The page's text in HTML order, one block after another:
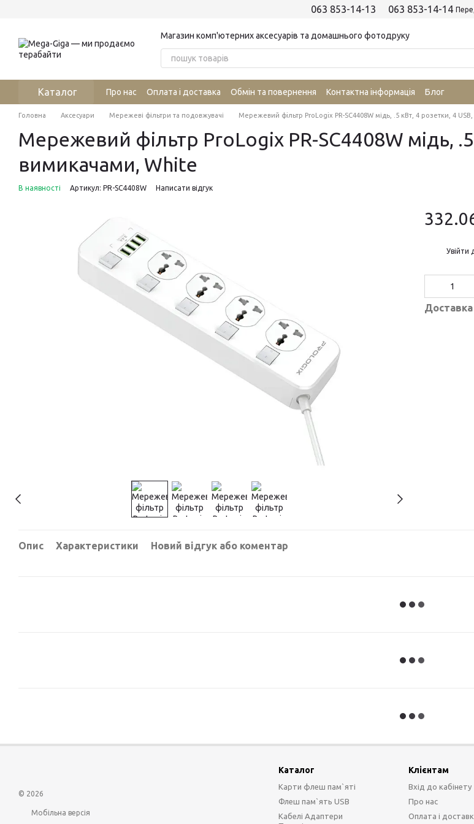
063 853-14-13 063 853-14-14
Магазин комп'ютерних аксесуарів та домашнього фотодруку
Каталог Про нас Оплата і доставка Обмін та повернення Контактна інформація Блог
Головна Аксесуари Мережеві фільтри та подовжувачі Мережевий фiльтр ProLogix PR-SC4408W мідь, .5 кВт, 4 розетки, 4
Мережевий фiльтр ProLogix PR-SC4408W мідь,
вимикачами, White
В наявності Артикул: PR-SC4408W Написати відгук
Увійти
Доставка
Опис Характеристики Новий відгук або коментар
© 2026
Мобільна версія
Каталог
Карти флеш пам`яті
Флеш пам`ять USB
Кабелі Адаптери
Клієнтам
Вхід до кабінету
Про нас
Оплата і